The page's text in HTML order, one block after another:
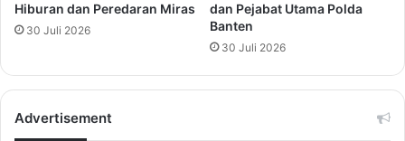
Hiburan dan Peredaran Miras
30 Juli 2026
dan Pejabat Utama Polda
Banten
30 Juli 2026
Advertisement